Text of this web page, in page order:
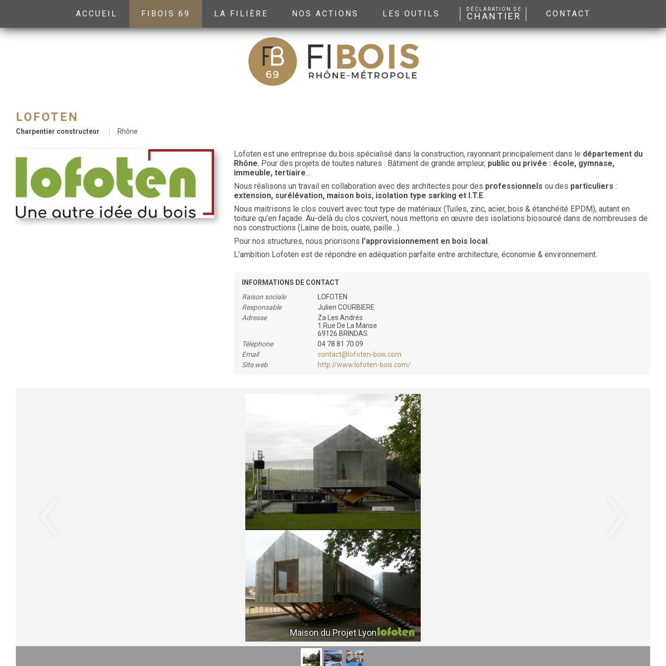
ACCUEIL FIBOIS 69 LA FILIÈRE NOS ACTIONS LES OUTILS DÉCLARATION DE
CHANTIER CONTACT
LOFOTEN
Charpentier constructeur Rhône
Lofoten est une entreprise du bois spécialisé dans la construction, rayonnant principalement dans le département du
Rhône. Pour des projets de toutes natures : Bâtiment de grande ampleur, public ou privée : école, gymnase,
immeuble, tertiaire…
Nous réalisons un travail en collaboration avec des architectes pour des professionnels ou des particuliers :
extension, surélévation, maison bois, isolation type sarking et I.T.E.
Nous maitrisons le clos couvert avec tout type de matériaux (Tuiles, zinc, acier, bois & étanchéité EPDM), autant en
toiture qu'en façade. Au-delà du clos couvert, nous mettons en œuvre des isolations biosourcé dans de nombreuses de
nos constructions (Laine de bois, ouate, paille...).
Pour nos structures, nous priorisons l'approvisionnement en bois local.
L'ambition Lofoten est de répondre en adéquation parfaite entre architecture, économie & environnement.
INFORMATIONS DE CONTACT
Raison sociale
LOFOTEN
Responsable
Julien COURBIERE
Adresse
Za Les Andrés
1 Rue De La Manse
69126 BRINDAS
Téléphone
04 78 81 70 09
Email
contact@lofoten-bois.com
Site web
http://www.lofoten-bois.com/
Maison du Projet Lyon